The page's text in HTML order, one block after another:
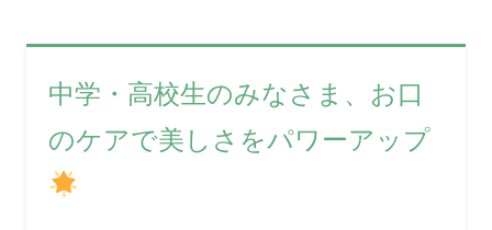
中学・高校生のみなさま、お口
のケアで美しさをパワーアップ